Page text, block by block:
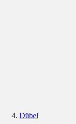
Dübel